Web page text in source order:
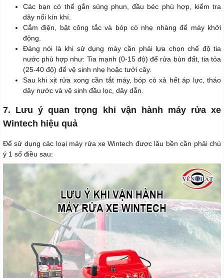
Các bạn có thể gắn súng phun, đầu béc phù hợp, kiểm tra
dây nối kín khí.
Cắm điện, bật công tắc và bóp cò nhẹ nhàng để máy khởi
động.
Đáng nói là khi sử dụng máy cần phải lựa chọn chế độ tia
nước phù hợp như: Tia mạnh (0-15 độ) để rửa bùn đất, tia tỏa
(25-40 độ) để vệ sinh nhẹ hoặc tưới cây.
Sau khi xịt rửa xong cần tắt máy, bóp cò xả hết áp lực, tháo
dây nước và vệ sinh đầu lọc, dây dẫn.
7. Lưu ý quan trọng khi vận hành máy rửa xe
Wintech hiệu quả
Để sử dụng các loại máy rửa xe Wintech được lâu bền cần phải chú
ý 1 số điều sau: